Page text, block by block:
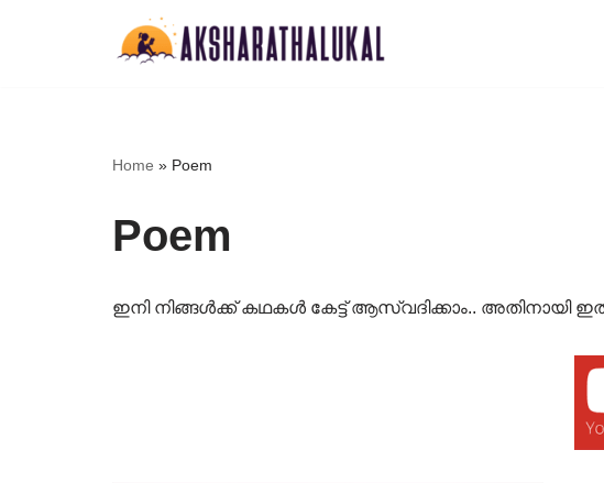
Home » Poem
Poem
ഇനി നിങ്ങൾക്ക് കഥകൾ കേട്ട് ആസ്വദിക്കാം..